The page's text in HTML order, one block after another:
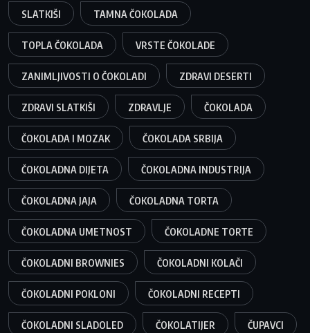
SLATKIŠI TAMNA ČOKOLADA
TOPLA ČOKOLADA VRSTE ČOKOLADE
ZANIMLJIVOSTI O ČOKOLADI ZDRAVI DESERTI
ZDRAVI SLATKIŠI ZDRAVLJE ČOKOLADA
ČOKOLADA I MOZAK ČOKOLADA SRBIJA
ČOKOLADNA DIJETA ČOKOLADNA INDUSTRIJA
ČOKOLADNA JAJA ČOKOLADNA TORTA
ČOKOLADNA UMETNOST ČOKOLADNE TORTE
ČOKOLADNI BROWNIES ČOKOLADNI KOLAČI
ČOKOLADNI POKLONI ČOKOLADNI RECEPTI
ČOKOLADNI SLADOLED ČOKOLATIJER ČUPAVCI